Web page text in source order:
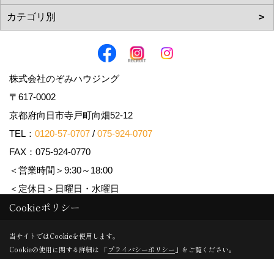
株式会社のぞみハウジング
〒617-0002
京都府向日市寺戸町向畑52-12
TEL： 0120-57-0707 / 075-924-0707
FAX：075-924-0770
＜営業時間＞9:30～18:00
＜定休日＞日曜日・水曜日
Copyright (c) Nozomi Housing. All Rights Reserved.
Produced byゴデスクリエイト
Cookieポリシー
当サイトではCookieを使用します。
Cookieの使用に関する詳細は 「プライバシーポリシー 」をご覧ください。